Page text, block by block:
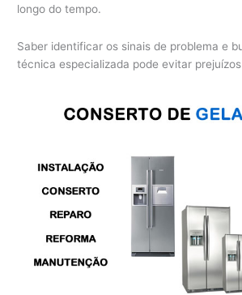
longo do tempo.
Saber identificar os sinais de problema e
técnica especializada pode evitar